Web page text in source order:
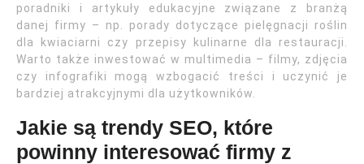
poradniki i artykuły edukacyjne związane z branżą
danej firmy – np. porady dotyczące pielęgnacji roślin
dla kwiaciarni czy przepisy kulinarne dla restauracji.
Warto także inwestować w multimedia – filmy, zdjęcia
czy infografiki mogą wzbogacić treści i uczynić je
bardziej atrakcyjnymi dla użytkowników.
Jakie są trendy SEO, które
powinny interesować firmy z